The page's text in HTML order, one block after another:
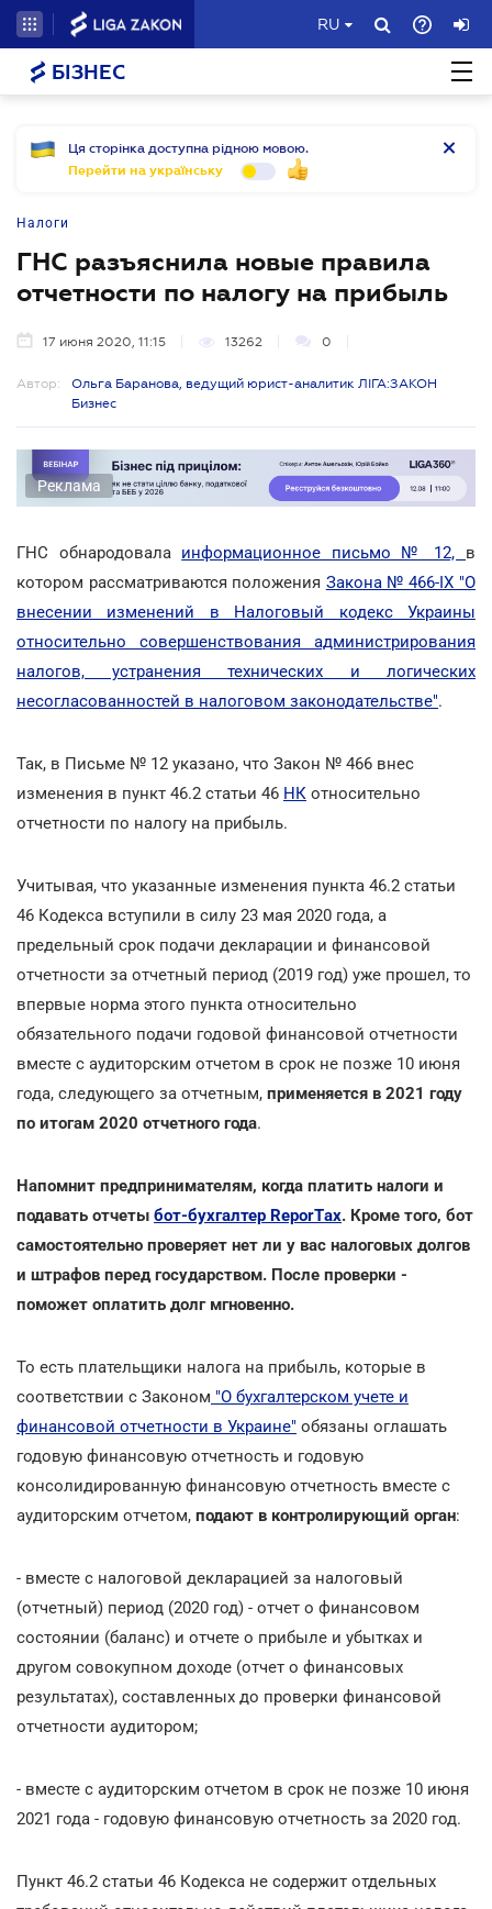
RU
БІЗНЕС
Ця сторінка доступна рідною мовою.
Перейти на українську
Налоги
ГНС разъяснила новые правила
отчетности по налогу на прибыль
17 июня 2020, 11:15 13262 0
Автор:
Ольга Баранова, ведущий юрист-аналитик ЛІГА:ЗАКОН
Бизнес
Реклама
ГНС обнародовала информационное письмо № 12, в
котором рассматриваются положения Закона № 466-IX "О
внесении изменений в Налоговый кодекс Украины
относительно совершенствования администрирования
налогов, устранения технических и логических
несогласованностей в налоговом законодательстве".
Так, в Письме № 12 указано, что Закон № 466 внес
изменения в пункт 46.2 статьи 46 НК относительно
отчетности по налогу на прибыль.
Учитывая, что указанные изменения пункта 46.2 статьи
46 Кодекса вступили в силу 23 мая 2020 года, а
предельный срок подачи декларации и финансовой
отчетности за отчетный период (2019 год) уже прошел, то
впервые норма этого пункта относительно
обязательного подачи годовой финансовой отчетности
вместе с аудиторским отчетом в срок не позже 10 июня
года, следующего за отчетным, применяется в 2021 году
по итогам 2020 отчетного года.
Напомнит предпринимателям, когда платить налоги и
подавать отчеты бот-бухгалтер ReporTах. Кроме того, бот
самостоятельно проверяет нет ли у вас налоговых долгов
и штрафов перед государством. После проверки -
поможет оплатить долг мгновенно.
То есть плательщики налога на прибыль, которые в
соответствии с Законом "О бухгалтерском учете и
финансовой отчетности в Украине" обязаны оглашать
годовую финансовую отчетность и годовую
консолидированную финансовую отчетность вместе с
аудиторским отчетом, подают в контролирующий орган:
- вместе с налоговой декларацией за налоговый
(отчетный) период (2020 год) - отчет о финансовом
состоянии (баланс) и отчете о прибыле и убытках и
другом совокупном доходе (отчет о финансовых
результатах), составленных до проверки финансовой
отчетности аудитором;
- вместе с аудиторским отчетом в срок не позже 10 июня
2021 года - годовую финансовую отчетность за 2020 год.
Пункт 46.2 статьи 46 Кодекса не содержит отдельных